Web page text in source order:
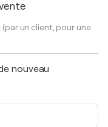
un client, pour une
nouveau